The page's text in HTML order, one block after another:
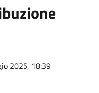
2025, 18:39